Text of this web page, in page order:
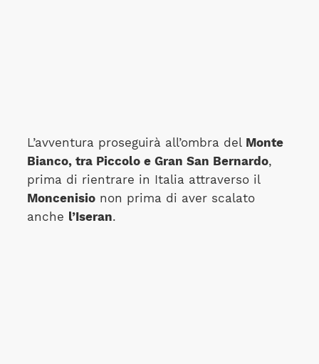
L’avventura proseguirà all’ombra del Monte
Bianco, tra Piccolo e Gran San Bernardo,
prima di rientrare in Italia attraverso il
Moncenisionon prima di aver scalato
anche l’Iseran.